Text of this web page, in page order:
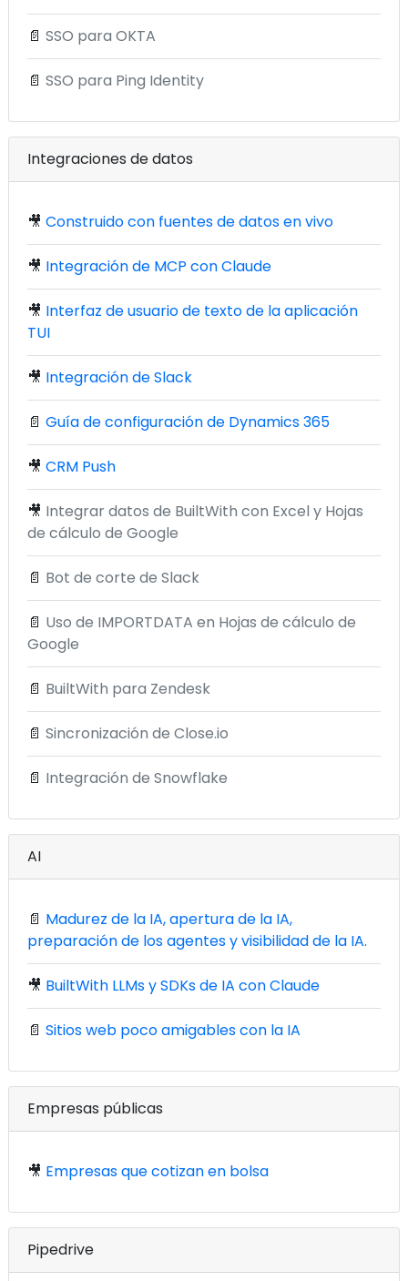
📄 SSO para OKTA
📄 SSO para Ping Identity
Integraciones de datos
🎥 Construido con fuentes de datos en vivo
🎥 Integración de MCP con Claude
🎥 Interfaz de usuario de texto de la aplicación
TUI
🎥 Integración de Slack
📄 Guía de configuración de Dynamics 365
🎥 CRM Push
🎥 Integrar datos de BuiltWith con Excel y Hojas
de cálculo de Google
📄 Bot de corte de Slack
📄 Uso de IMPORTDATA en Hojas de cálculo de
Google
📄 BuiltWith para Zendesk
📄 Sincronización de Close.io
📄 Integración de Snowflake
AI
📄 Madurez de la IA, apertura de la IA,
preparación de los agentes y visibilidad de la IA.
🎥 BuiltWith LLMs y SDKs de IA con Claude
📄 Sitios web poco amigables con la IA
Empresas públicas
🎥 Empresas que cotizan en bolsa
Pipedrive